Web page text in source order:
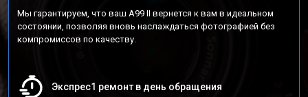
Мы гарантируем, что ваш A99 II вернется к вам в идеальном
состоянии, позволяя вновь наслаждаться фотографией без
компромиссов по качеству.
Экспрес1 ремонт в день обращения